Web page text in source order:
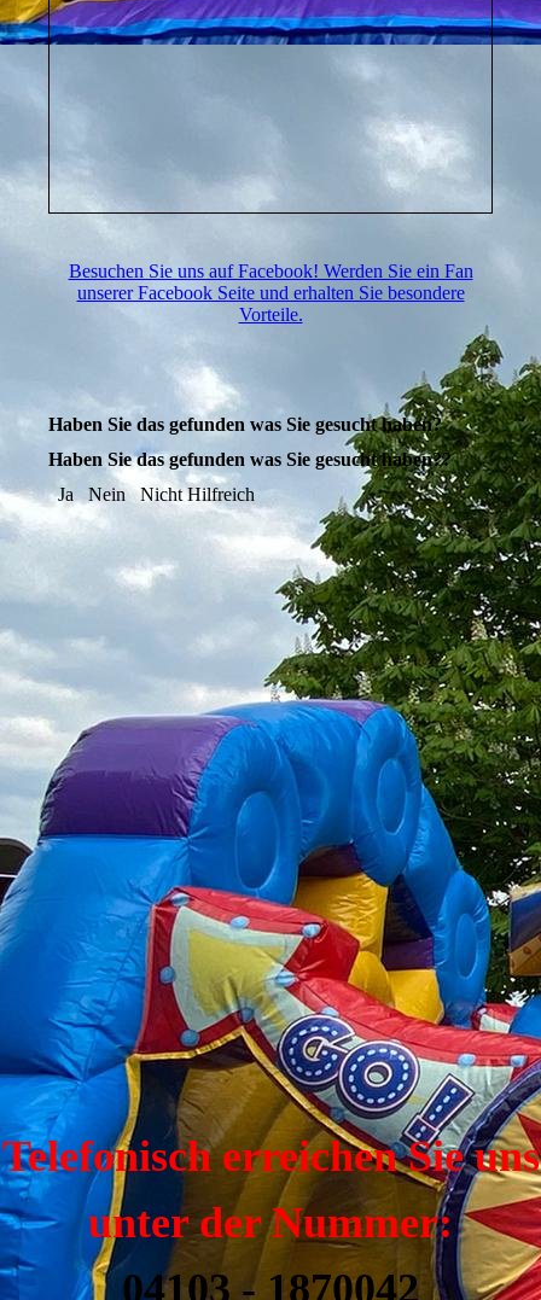
Besuchen Sie uns auf Facebook! Werden Sie ein Fan
unserer Facebook Seite und erhalten Sie besondere
Vorteile.
Haben Sie das gefunden was Sie gesucht haben?
Haben Sie das gefunden was Sie gesucht haben??
Ja
Nein Nicht Hilfreich
Telefonisch erreichen Sie uns
unter der Nummer:
04103 - 1870042